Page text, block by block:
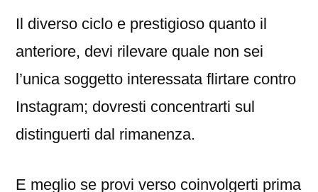
Il diverso ciclo e prestigioso quanto il
anteriore, devi rilevare quale non sei
l’unica soggetto interessata flirtare contro
Instagram; dovresti concentrarti sul
distinguerti dal rimanenza.
E meglio se provi verso coinvolgerti prima